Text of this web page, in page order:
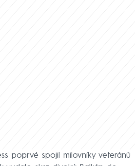
poprvé spojil milovníky veteránů